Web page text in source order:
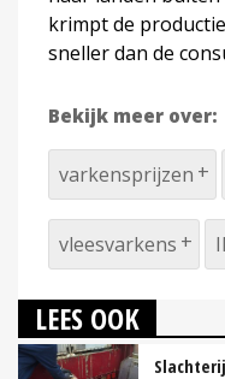
krimpt de
sneller dan de
Bekijk meer over:
varkensprijzen
vleesvarkens
LEES OOK